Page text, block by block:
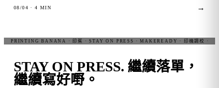
08/04 · 4 MIN →
STAY ON PRESS. 繼續落單，
繼續寫好嘢。